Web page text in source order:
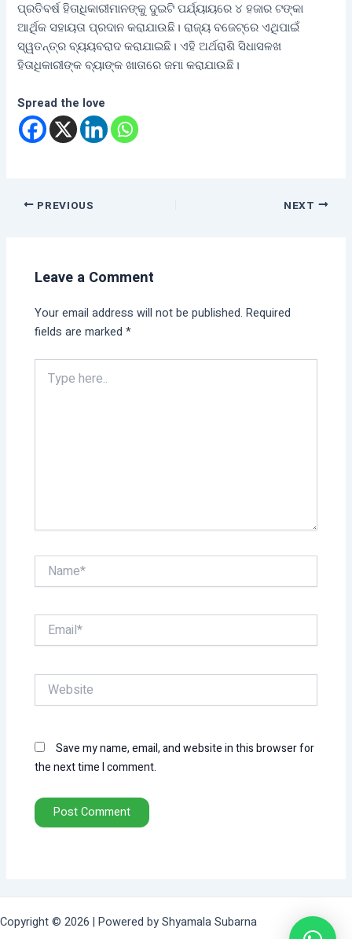
ପ୍ରତିବର୍ଷ ହିତାଧିକାରୀମାନଙ୍କୁ ଦୁଇଟି ପର୍ଯ୍ୟାୟରେ ୪ ହଜାର ଟଙ୍କା
ଆର୍ଥିକ ସହାୟତା ପ୍ରଦାନ କରାଯାଉଛି। ରାଜ୍ୟ ବଜେଟ୍‌‌ରେ ଏଥିପାଇଁ
ସ୍ୱତନ୍ତ୍ର ବ୍ୟୟବରାଦ କରାଯାଇଛି। ଏହି ଅର୍ଥରାଶି ସିଧାସଳଖ
ହିତାଧିକାରୀଙ୍କ ବ୍ୟାଙ୍କ ଖାତାରେ ଜମା କରାଯାଉଛି।
Spread the love
PREVIOUS NEXT
Leave a Comment
Your email address will not be published. Required
fields are marked*
here..
Name*
Email*
Website
Save my name, email, and website in this browser for
the next time I comment.
Copyright © 2026 | Powered by Shyamala Subarna